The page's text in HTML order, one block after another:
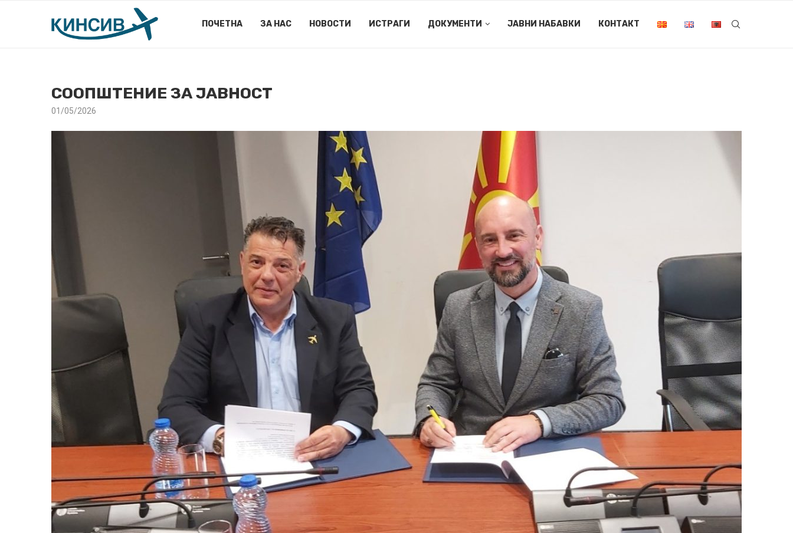
ПОЧЕТНА ЗА НАС НОВОСТИ ИСТРАГИ ДОКУМЕНТИ ЈАВНИ НАБАВКИ КОНТАКТ
СООПШТЕНИЕ ЗА ЈАВНОСТ
01/05/2026